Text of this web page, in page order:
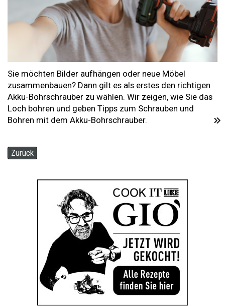
Sie möchten Bilder aufhängen oder neue Möbel
zusammenbauen? Dann gilt es als erstes den richtigen
Akku-Bohrschrauber zu wählen. Wir zeigen, wie Sie das
Loch bohren und geben Tipps zum Schrauben und
Bohren mit dem Akku-Bohrschrauber.
Zurück